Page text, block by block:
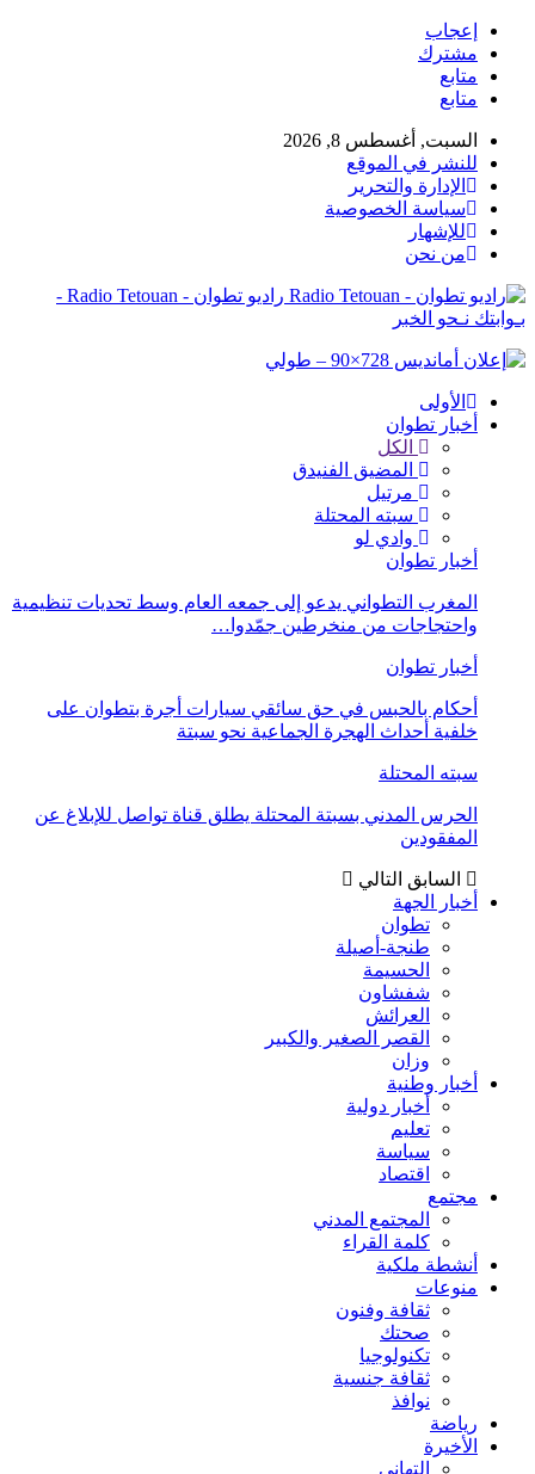
إعجاب
مشترك
متابع
متابع
السبت, أغسطس 8, 2026
للنشر في الموقع
الإدارة والتحرير
سياسة الخصوصية
للإشهار
من نحن
راديو تطوان - Radio Tetouan -
بـوابتك نـحو الخبر
الأولى
أخبار تطوان
الكل
المضيق الفنيدق
مرتيل
سبته المحتلة
وادي لو
أخبار تطوان
المغرب التطواني يدعو إلى جمعه العام وسط تحديات تنظيمية
واحتجاجات من منخرطين جمّدوا…
أخبار تطوان
أحكام بالحبس في حق سائقي سيارات أجرة بتطوان على
خلفية أحداث الهجرة الجماعية نحو سبتة
سبته المحتلة
الحرس المدني بسبتة المحتلة يطلق قناة تواصل للإبلاغ عن
المفقودين
السابق التالي
أخبار الجهة
تطوان
طنجة-أصيلة
الحسيمة
شفشاون
العرائش
القصر الصغير والكبير
وزان
أخبار وطنية
أخبار دولية
تعليم
سياسة
اقتصاد
مجتمع
المجتمع المدني
كلمة القراء
أنشطة ملكية
منوعات
ثقافة وفنون
صحتك
تكنولوجيا
ثقافة جنسية
نوافذ
رياضة
الأخيرة
التهاني